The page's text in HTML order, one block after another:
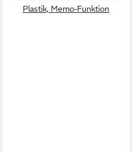
Plastik, Memo-Funktion